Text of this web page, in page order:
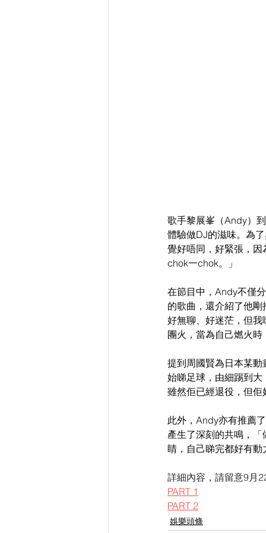
歌手黎展峯（Andy）
體驗做DJ的滋味。為
覺好唔同，好緊張，
chok一chok。」
在節目中，Andy不僅
的歌曲，還介紹了他
好無聊、好迷茫，但
團火，當為自己燃火
提到周國賢為日本某
始睇足球，由細踢到
雖然佢已經退役，但
此外，Andy亦有推薦
產生了深刻的共鳴，
睛，自己睇完都好有
詳細內容，請留意9月
PART 1
PART 2
娛樂頭條